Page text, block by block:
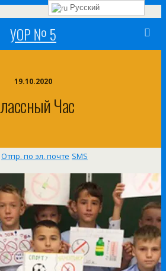
УОР № 5
19.10.2020
Час
Отпр. по эл. почте SMS
Русский